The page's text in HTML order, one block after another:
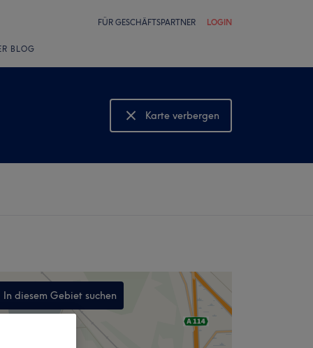
FÜR GESCHÄFTSPARTNER LOGIN
BLOG
Karte verbergen
Karte anzeigen
In diesem Gebiet suchen
,